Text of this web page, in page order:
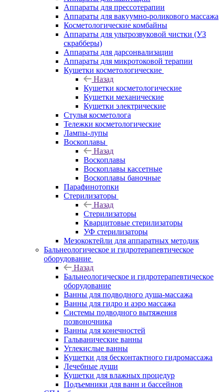
Аппараты для прессотерапии
Аппараты для вакуумно-роликового массажа
Косметологические комбайны
Аппараты для ультрозвуковой чистки (УЗ
скрабберы)
Аппараты для дарсонвализации
Аппараты для микротоковой терапии
Кушетки косметологические
Назад
Кушетки косметологические
Кушетки механические
Кушетки электрические
Стулья косметолога
Тележки косметологические
Лампы-лупы
Воскоплавы
Назад
Воскоплавы
Воскоплавы кассетные
Воскоплавы баночные
Парафинотопки
Стерилизаторы
Назад
Стерилизаторы
Кварцитовые стерилизаторы
УФ стерилизаторы
Мезококтейли для аппаратных методик
Бальнеологическое и гидротерапевтическое
оборудование
Назад
Бальнеологическое и гидротерапевтическое
оборудование
Ванны для подводного душа-массажа
Ванны для гидро и аэро массажа
Системы подводного вытяжения
позвоночника
Ванны для конечностей
Гальванические ванны
Углекислые ванны
Кушетки для бесконтактного гидромассажа
Лечебные души
Кушетки для влажных процедур
Подъемники для ванн и бассейнов